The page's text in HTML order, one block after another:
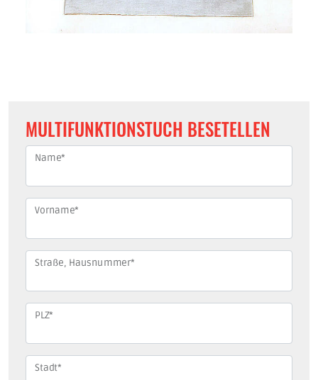
MULTIFUNKTIONSTUCH BESETELLEN
Name*
Vorname*
Straße, Hausnummer*
PLZ*
Stadt*